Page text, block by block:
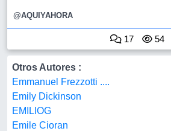
@AQUIYAHORA
17 54
Otros Autores :
Emmanuel Frezzotti ....
Emily Dickinson
EMILIOG
Emile Cioran